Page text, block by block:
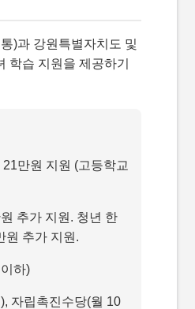
)과 강원특별자치도 및
학습 지원을 제공하기
만원 지원 (고등학교
추가 지원. 청년 한
원 추가 지원.
하)
자립촉진수당(월 10